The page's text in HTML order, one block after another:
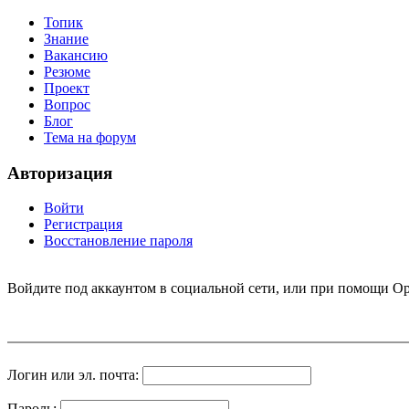
Топик
Знание
Вакансию
Резюме
Проект
Вопрос
Блог
Тема на форум
Авторизация
Войти
Регистрация
Восстановление пароля
Войдите под аккаунтом в социальной сети, или при помощи
Логин или эл. почта: